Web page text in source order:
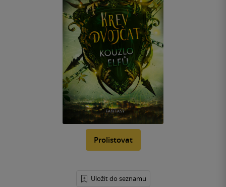
Prolistovat
Uložit do seznamu